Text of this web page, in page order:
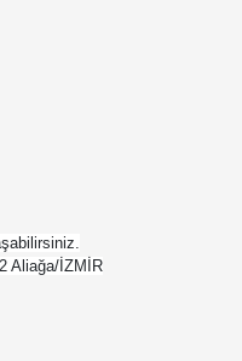
Aliağa/İZMİR